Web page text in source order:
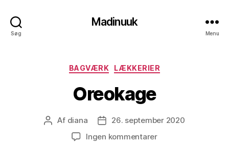
Søg
Madinuuk
Menu
Kategorier
BAGVÆRK LÆKKERIER
Oreokage
Indlægsforfatter
Af diana Indlægsdato
26. september 2020
Ingen kommentarertil